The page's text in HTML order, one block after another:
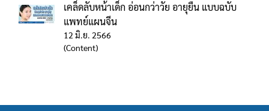
เคล็ดลับหน้าเด็ก อ่อนกว่าวัย อายุยืน แบบฉบับ
แพทย์แผนจีน
12 มิ.ย. 2566
(Content)